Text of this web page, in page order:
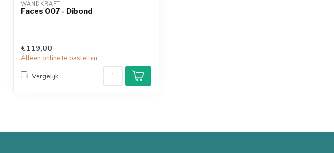
WANDKRAFT
Faces 007 - Dibond
€119,00
Alleen online te bestellen
Vergelijk